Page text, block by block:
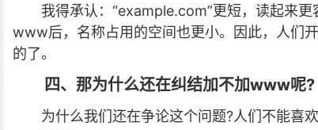
我得承认：“example.com”更短，读起来
www后，名称占用的空间也更小。因此，人们
的了。
四、那为什么还在纠结加不加www呢?
为什么我们还在争论这个问题?人们不能喜